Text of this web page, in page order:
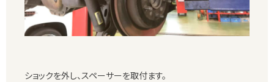
ショックを外し、スペーサーを取付ます。